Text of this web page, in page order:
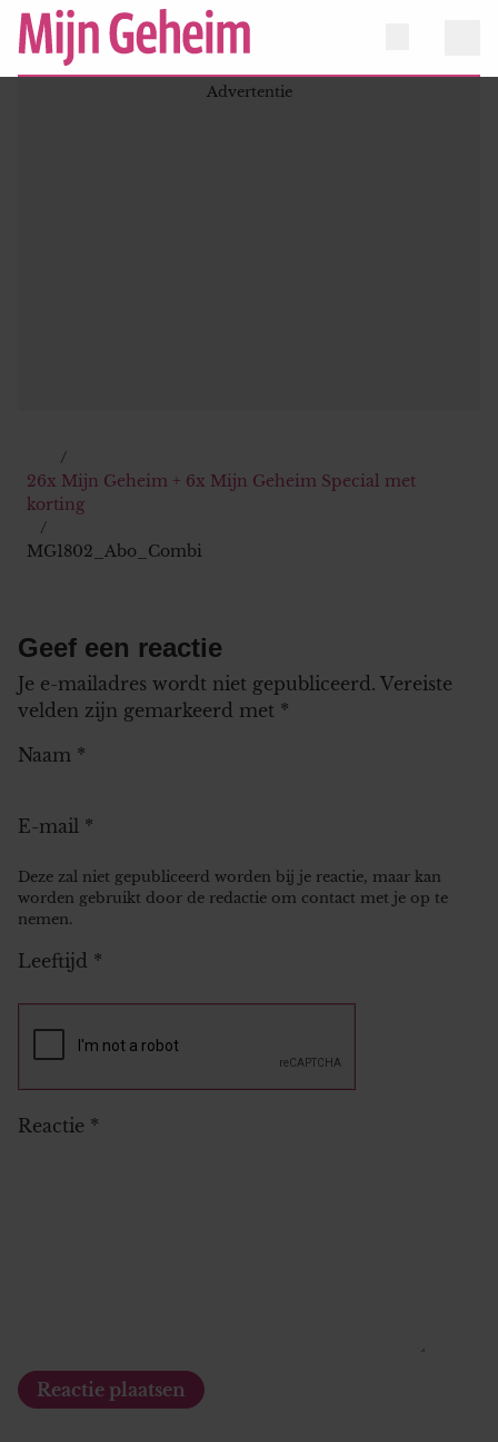
26x Mijn Geheim + 6x Mijn Geheim Special met
korting
MG1802_Abo_Combi
Geef een reactie
Je e-mailadres wordt niet gepubliceerd. Vereiste
velden zijn gemarkeerd met *
Naam *
E-mail *
Deze zal niet gepubliceerd worden bij je reactie, maar kan
worden gebruikt door de redactie om contact met je op te
nemen.
Leeftijd *
Reactie *